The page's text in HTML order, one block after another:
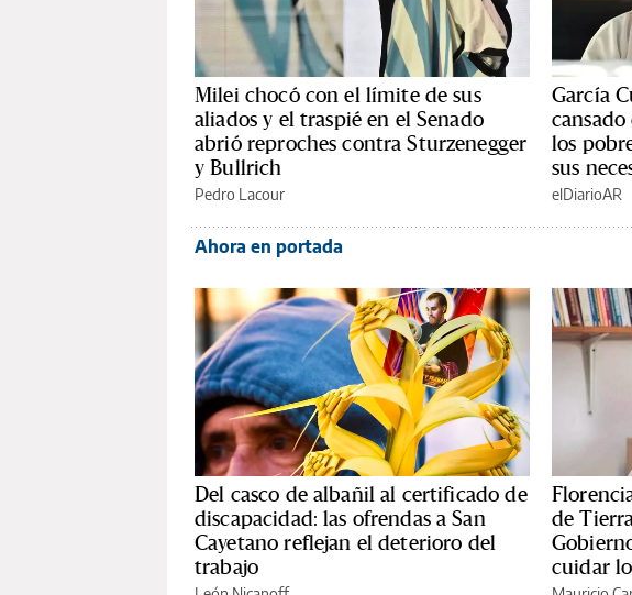
Milei chocó con el límite de sus
aliados y el traspié en el Senado
abrió reproches contra Sturzenegger
y Bullrich
Pedro Lacour
García
los
sus
elDiarioAR
Ahora en portada
Del casco de albañil al certificado de
discapacidad: las ofrendas a San
Cayetano reflejan el deterioro del
trabajo
de
cuidar